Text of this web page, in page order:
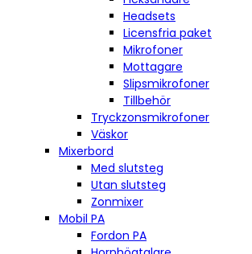
Headsets
Licensfria paket
Mikrofoner
Mottagare
Slipsmikrofoner
Tillbehör
Tryckzonsmikrofoner
Väskor
Mixerbord
Med slutsteg
Utan slutsteg
Zonmixer
Mobil PA
Fordon PA